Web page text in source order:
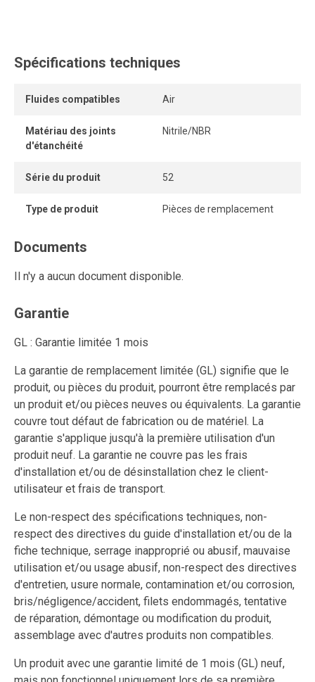
Spécifications techniques
Fluides compatibles Air
Matériau des joints
d'étanchéité
Nitrile/NBR
Série du produit 52
Type de produit Pièces de remplacement
Documents
Il n'y a aucun document disponible.
Garantie
GL : Garantie limitée 1 mois
La garantie de remplacement limitée (GL) signifie que le
produit, ou pièces du produit, pourront être remplacés par
un produit et/ou pièces neuves ou équivalents. La garantie
couvre tout défaut de fabrication ou de matériel. La
garantie s'applique jusqu'à la première utilisation d'un
produit neuf. La garantie ne couvre pas les frais
d'installation et/ou de désinstallation chez le client-
utilisateur et frais de transport.
Le non-respect des spécifications techniques, non-
respect des directives du guide d'installation et/ou de la
fiche technique, serrage inapproprié ou abusif, mauvaise
utilisation et/ou usage abusif, non-respect des directives
d'entretien, usure normale, contamination et/ou corrosion,
bris/négligence/accident, filets endommagés, tentative
de réparation, démontage ou modification du produit,
assemblage avec d'autres produits non compatibles.
Un produit avec une garantie limité de 1 mois (GL) neuf,